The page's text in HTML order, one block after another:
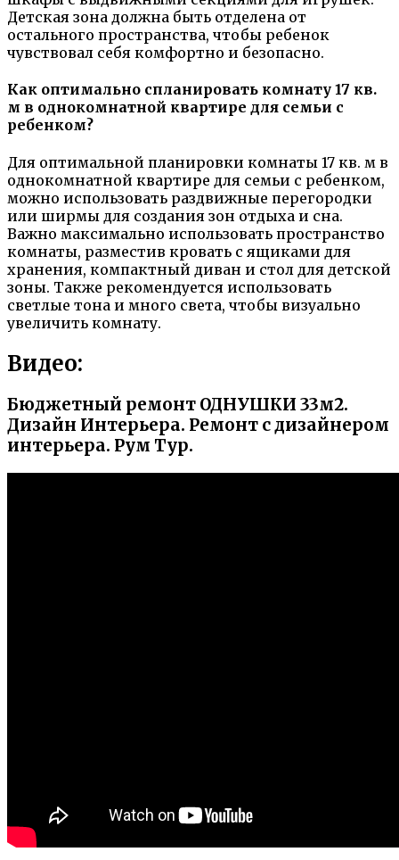
Детская зона должна быть отделена от
остального пространства, чтобы ребенок
чувствовал себя комфортно и безопасно.
Как оптимально спланировать комнату 17 кв.
м в однокомнатной квартире для семьи с
ребенком?
Для оптимальной планировки комнаты 17 кв. м в
однокомнатной квартире для семьи с ребенком,
можно использовать раздвижные перегородки
или ширмы для создания зон отдыха и сна.
Важно максимально использовать пространство
комнаты, разместив кровать с ящиками для
хранения, компактный диван и стол для детской
зоны. Также рекомендуется использовать
светлые тона и много света, чтобы визуально
увеличить комнату.
Видео:
Бюджетный ремонт ОДНУШКИ 33м2.
Дизайн Интерьера. Ремонт с дизайнером
интерьера. Рум Тур.